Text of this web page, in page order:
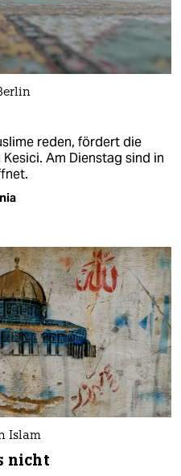
reden, fördert die
Am Dienstag sind in
Islam
nicht